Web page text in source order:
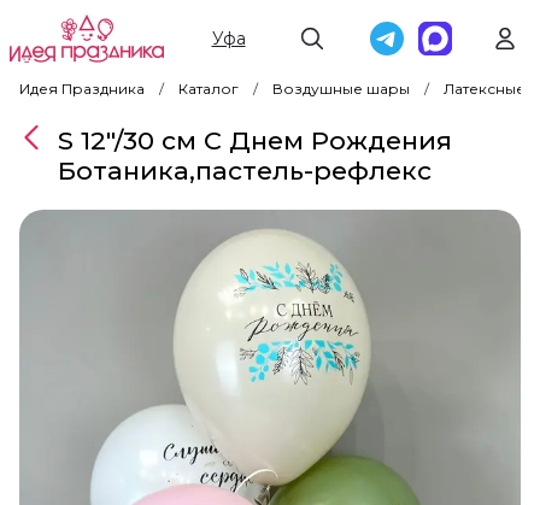
Уфа
Идея Праздника Каталог Воздушные шары Латексные
S 12"/30 см С Днем Рождения
Ботаника,пастель-рефлекс